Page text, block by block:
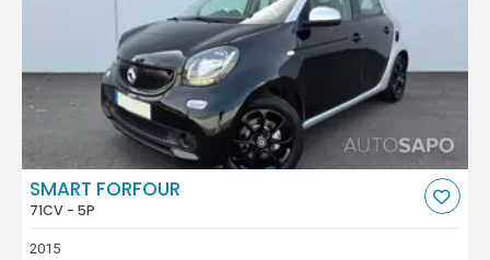
SMART FORFOUR
71CV - 5P
2015